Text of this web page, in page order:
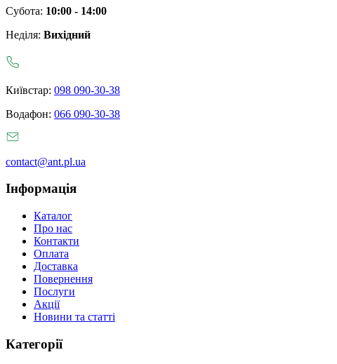
Субота: 10:00 - 14:00
Неділя: Вихідний
Київстар: 098 090-30-38
Водафон: 066 090-30-38
contact@ant.pl.ua
Інформація
Каталог
Про нас
Контакти
Оплата
Доставка
Повернення
Послуги
Акції
Новини та статті
Категорії